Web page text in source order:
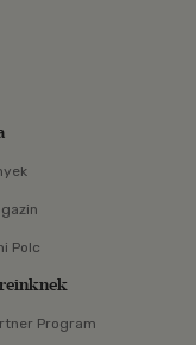
Polc
Program